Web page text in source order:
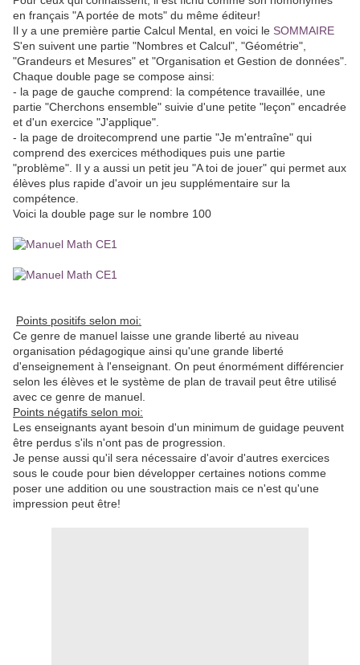
en français "A portée de mots" du même éditeur!
Il y a une première partie Calcul Mental, en voici le SOMMAIRE
S'en suivent une partie "Nombres et Calcul", "Géométrie",
"Grandeurs et Mesures" et "Organisation et Gestion de données".
Chaque double page se compose ainsi:
- la page de gauche comprend: la compétence travaillée, une
partie "Cherchons ensemble" suivie d'une petite "leçon" encadrée
et d'un exercice "J'applique".
- la page de droitecomprend une partie "Je m'entraîne" qui
comprend des exercices méthodiques puis une partie
"problème". Il y a aussi un petit jeu "A toi de jouer" qui permet aux
élèves plus rapide d'avoir un jeu supplémentaire sur la
compétence.
Voici la double page sur le nombre 100
Points positifs selon moi:
Ce genre de manuel laisse une grande liberté au niveau
organisation pédagogique ainsi qu'une grande liberté
d'enseignement à l'enseignant. On peut énormément différencier
selon les élèves et le système de plan de travail peut être utilisé
avec ce genre de manuel.
Points négatifs selon moi:
Les enseignants ayant besoin d'un minimum de guidage peuvent
être perdus s'ils n'ont pas de progression.
Je pense aussi qu'il sera nécessaire d'avoir d'autres exercices
sous le coude pour bien développer certaines notions comme
poser une addition ou une soustraction mais ce n'est qu'une
impression peut être!